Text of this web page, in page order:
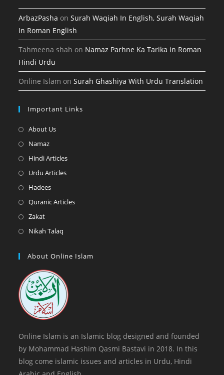
ArbazPasha onSurah Waqiah In English, Surah Waqiah
In Roman English
Tahmeena shah on Namaz Parhne Ka Tarika in Roman
Hindi Urdu
Online Islam onSurah Ghashiya With Urdu Translation
Important Links
About UsOpens
a
tab
NamazOpens
in
tab
Hindi ArticlesOpens
tab
Urdu ArticlesOpens
a
HadeesOpens
in
tab
Quranic ArticlesOpens
tab
ZakatOpens
in
new
Nikah Talaq
a
tab
About Online Islam
Online Islam is an Islamic blog designed and founded
by Mohammad Hashim Qasmi Bastavi in 2018. In this
blog come islamic issues and articles in Urdu, Hindi